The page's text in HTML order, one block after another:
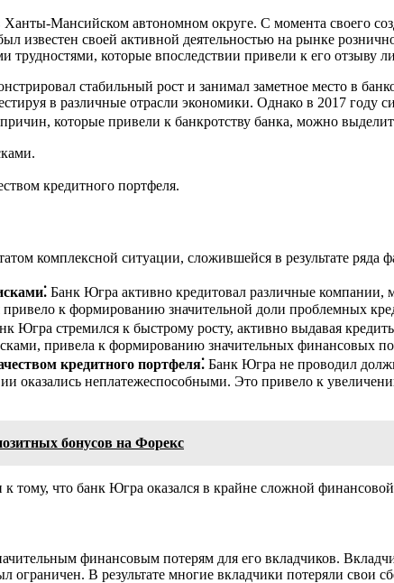
Мансийском автономном округе. С момента своего
известен своей активной деятельностью на рынке
трудностями, которые впоследствии привели к его отзыву
стабильный рост и занимал заметное место в
в различные отрасли экономики. Однако в 2017 году
которые привели к банкротству банка, можно
кредитного портфеля.
комплексной ситуации, сложившейся в результате
Банк Югра активно кредитовал различные компании,
привело к формированию значительной доли проблемных
Югра стремился к быстрому росту, активно выдавая
привела к формированию значительных финансовых
кредитного портфеля⁚ Банк Югра не проводил
оказались неплатежеспособными. Это привело к
бонусов на Форекс
тому, что банк Югра оказался в крайне сложной
финансовым потерям для его вкладчиков.
ограничен. В результате многие вкладчики потеряли свои